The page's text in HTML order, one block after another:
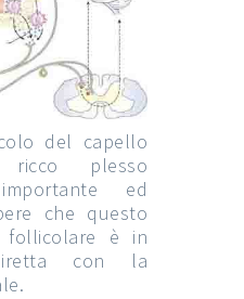
del capello
plesso
ed
che questo
follicolare è in
con la